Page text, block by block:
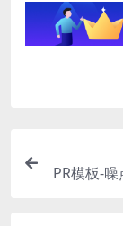
PR模板-